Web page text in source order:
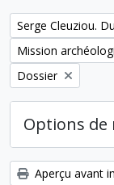
Remove filter:
Remove filter:
Remove filter:
Dossier
Options de
Aperçu avant